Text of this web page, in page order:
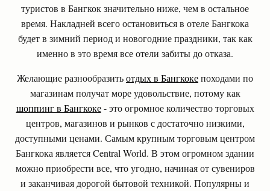
туристов в Бангкок значительно ниже, чем в остальное
время. Накладней всего остановиться в отеле Бангкока
будет в зимний период и новогодние праздники, так как
именно в это время все отели забиты до отказа.
Желающие разнообразитьотдых в Бангкокепоходами по
магазинам получат море удовольствие, потому как
шоппинг в Бангкоке- это огромное количество торговых
центров, магазинов и рынков с достаточно низкими,
доступными ценами. Самым крупным торговым центром
Бангкока является Central World. В этом огромном здании
можно приобрести все, что угодно, начиная от сувениров
и заканчивая дорогой бытовой техникой. Популярны и